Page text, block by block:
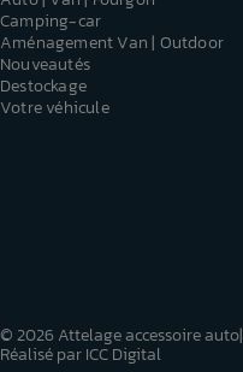
Camping-car
Aménagement Van | Outdoor
Nouveautés
Destockage
Votre véhicule
© 2026 Attelage accessoire auto|
Réalisé par ICC Digital